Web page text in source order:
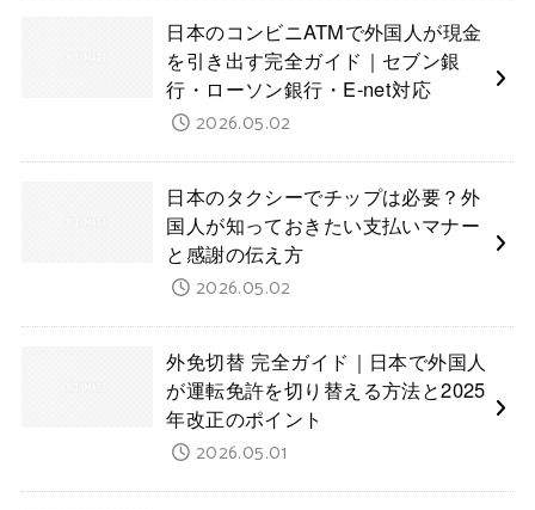
日本のコンビニATMで外国人が現金
を引き出す完全ガイド｜セブン銀
行・ローソン銀行・E-net対応
2026.05.02
日本のタクシーでチップは必要？外
国人が知っておきたい支払いマナー
と感謝の伝え方
2026.05.02
外免切替 完全ガイド｜日本で外国人
が運転免許を切り替える方法と2025
年改正のポイント
2026.05.01